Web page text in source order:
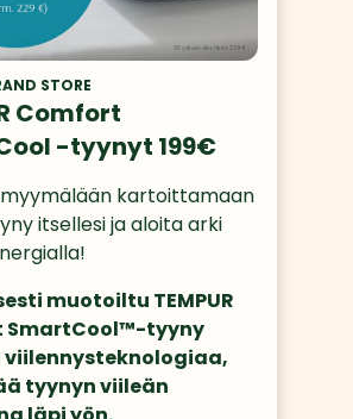
STORE
Comfort
-tyynyt 199€
myymälään kartoittamaan
itsellesi ja aloita arki
muotoiltu TEMPUR
SmartCool™-tyyny
tyynyn viileän